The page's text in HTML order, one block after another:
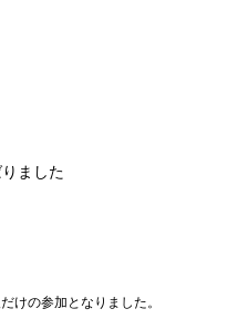
ました
けの参加となりました。